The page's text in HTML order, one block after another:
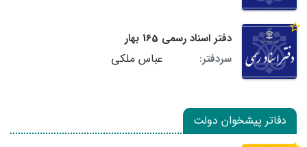
دفتر اسناد رسمی 165 بهار
سردفتر:
عباس ملکی
دفاتر پیشخوان دولت